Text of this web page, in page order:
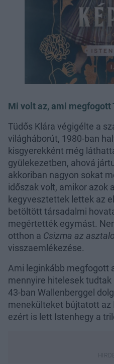
Mi volt az, ami megfogott
Tüdős Klára végigélte a
világháborút, 1980-ban
kisgyerekként még
gyülekezetben, ahová
akkoriban nagyon sokat
időszak volt, amikor azok
kegyvesztettek lettek az
betöltött társadalmi
megértették egymást.
otthon a Csizma az
visszaemlékezése.
Ami leginkább megfogott
mennyire hitelesek
43-ban Wallenberggel
menekülteket bújtatott az
ezért is lett Istenhegy a